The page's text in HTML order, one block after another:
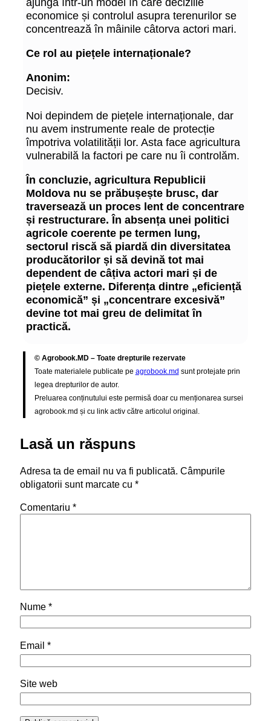
economice și controlul asupra terenurilor se
concentrează în mâinile câtorva actori mari.
Ce rol au piețele internaționale?
Anonim:
Decisiv.
Noi depindem de piețele internaționale, dar
nu avem instrumente reale de protecție
împotriva volatilității lor. Asta face agricultura
vulnerabilă la factori pe care nu îi controlăm.
În concluzie, agricultura Republicii
Moldova nu se prăbușește brusc, dar
traversează un proces lent de concentrare
și restructurare. În absența unei politici
agricole coerente pe termen lung,
sectorul riscă să piardă din diversitatea
producătorilor și să devină tot mai
dependent de câțiva actori mari și de
piețele externe. Diferența dintre „eficiență
economică” și „concentrare excesivă”
devine tot mai greu de delimitat în
practică.
© Agrobook.MD – Toate drepturile rezervate
Toate materialele publicate pe agrobook.md sunt protejate prin
legea drepturilor de autor.
Preluarea conținutului este permisă doar cu menționarea sursei
agrobook.md și cu link activ către articolul original.
Lasă un răspuns
Adresa ta de email nu va fi publicată. Câmpurile
obligatorii sunt marcate cu *
Comentariu *
Nume *
Email *
Site web